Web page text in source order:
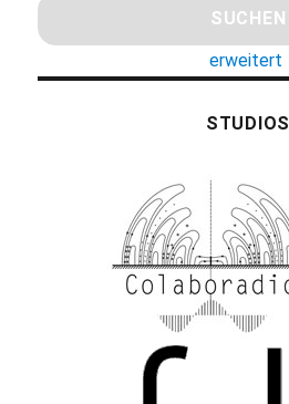
erweitert
STUDIOS